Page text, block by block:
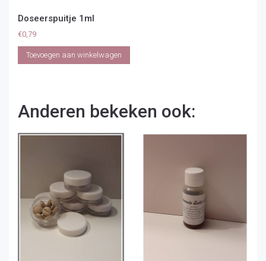
Doseerspuitje 1ml
€0,79
Toevoegen aan winkelwagen
Anderen bekeken ook: